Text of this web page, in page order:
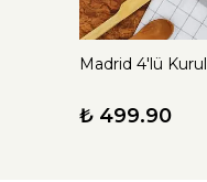
Madrid 4'lü
₺ 499.90